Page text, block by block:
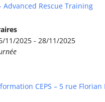
Advanced Rescue Training
11/2025 - 28/11/2025
CEPS – 5 rue